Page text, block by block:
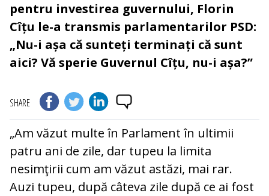
pentru investirea guvernului, Florin
Cîțu le-a transmis parlamentarilor PSD:
„Nu-i așa că sunteți terminați că sunt
aici? Vă sperie Guvernul Cîțu, nu-i așa?”
SHARE
„Am văzut multe în Parlament în ultimii
patru ani de zile, dar tupeu la limita
nesimţirii cum am văzut astăzi, mai rar.
Auzi tupeu, după câteva zile după ce ai fost